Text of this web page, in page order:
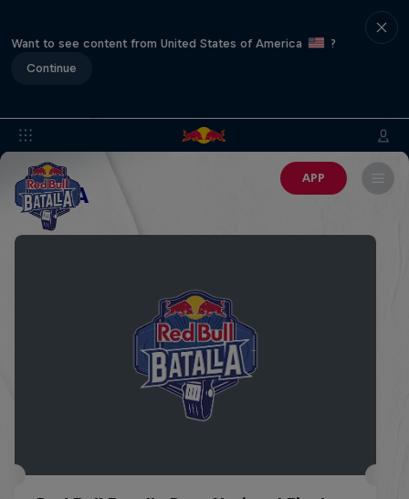
Want to see content from United States of America
?
Continue
APP
ACARA